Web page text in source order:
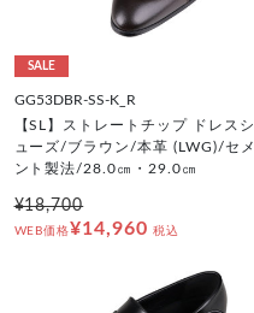
SALE
GG53DBR-SS-K_R
【SL】ストレートチップ ドレスシ
ューズ/ブラウン/本革 (LWG)/セメ
ント製法/28.0㎝・29.0㎝
¥18,700
WEB価格¥14,960 税込